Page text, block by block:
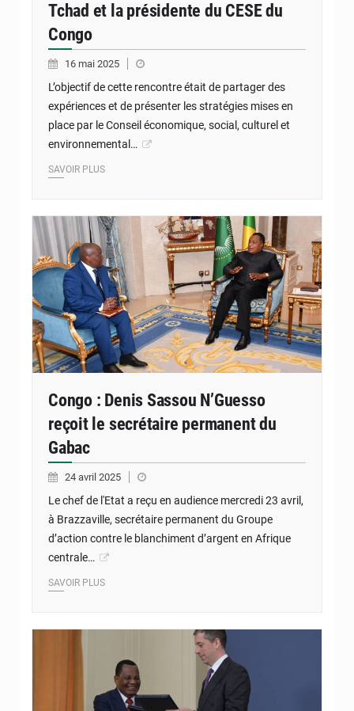
Tchad et la présidente du CESE du
Congo
16 mai 2025
L’objectif de cette rencontre était de partager des
expériences et de présenter les stratégies mises en
place par le Conseil économique, social, culturel et
environnemental…
SAVOIR PLUS
Congo : Denis Sassou N’Guesso
reçoit le secrétaire permanent du
Gabac
24 avril 2025
Le chef de l'Etat a reçu en audience mercredi 23 avril,
à Brazzaville, secrétaire permanent du Groupe
d’action contre le blanchiment d’argent en Afrique
centrale…
SAVOIR PLUS